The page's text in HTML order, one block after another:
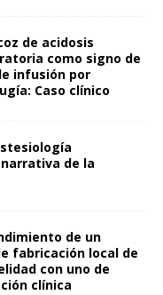
de acidosis
como signo de
infusión por
Caso clínico
de la
de un
fabricación local de
con uno de
clínica